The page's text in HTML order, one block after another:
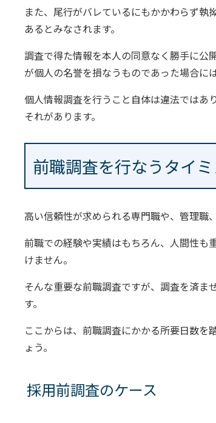
また、尾行がバレているにもかかわらず
あるとみなされます。
調査で得た情報を本人の同意なく勝手に公
が個人の名誉を損なうものであった場合に
個人情報調査を行うこと自体は違法ではあ
それがあります。
前職調査を行なうタイ
高い信頼性が求められる専門職や、管理職
前職での経験や実績はもちろん、人間性も
けません。
そんな重要な前職調査ですが、調査を済ま
す。
ここからは、前職調査にかかる所要日数
ょう。
採用前調査のケース